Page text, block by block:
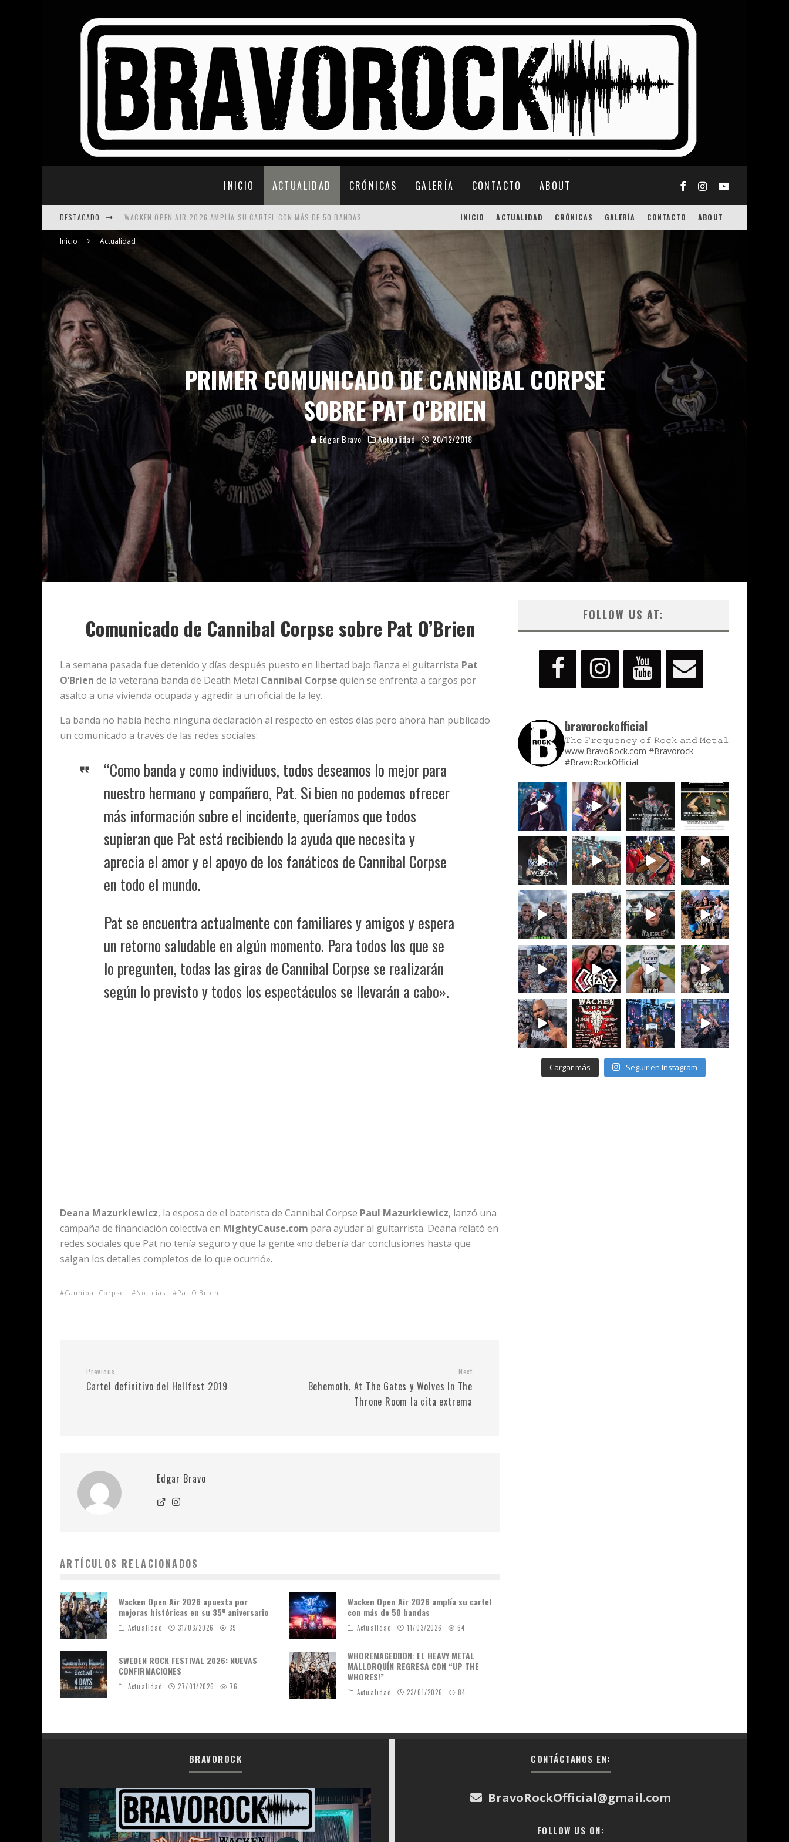
INICIO ACTUALIDAD CRÓNICAS GALERÍA CONTACTO ABOUT
DESTACADO WACKEN OPEN AIR 2026 AMPLÍA SU CARTEL CON MÁS DE 50 BANDAS
SWEDEN ROCK FESTIVAL 2026: NUEVAS CONFIRMACIONES
WHOREMAGEDDON: EL HEAVY METAL MALLORQUÍN REGRESA CON “UP THE WHORES!”
PARTY.SAN METAL OPEN AIR: ACTUALIZACIÓN - EDICIÓN 2026
OBSCENE EXTREME 2026: CARTEL COMPLETO PARA LA CITA MÁS SALVAJE DEL METAL EXTREMO
HELLFEST 2026 ANUNCIA SU CARTEL DEFINITIVO
RUSH RESUCITA EN 2026: NUEVA GIRA Y NUEVA BATERISTA PARA HONRAR A NEIL PEART
TIM RIPPER OWENS DESATA LA TORMENTA HEAVY METALERA EN PALMA
ENTREVISTA EXCLUSIVA – TIM RIPPER OWENS: “MI VOZ ESTÁ EN MEJOR ESTADO QUE NUNCA”
WACKEN OPEN AIR 2026 APUESTA POR MEJORAS HISTÓRICAS EN SU 35º ANIVERSARIO
INICIO ACTUALIDAD CRÓNICAS GALERÍA CONTACTO ABOUT
Inicio Actualidad
PRIMER COMUNICADO DE CANNIBAL CORPSE
SOBRE PAT O’BRIEN
Edgar Bravo Actualidad 20/12/2018
Comunicado de Cannibal Corpse sobre Pat O’Brien
La semana pasada fue detenido y días después puesto en libertad bajo fianza el guitarrista Pat
O’Brien de la veterana banda de Death Metal Cannibal Corpse quien se enfrenta a cargos por
asalto a una vivienda ocupada y agredir a un oficial de la ley.
La banda no había hecho ninguna declaración al respecto en estos días pero ahora han publicado
un comunicado a través de las redes sociales:
“Como banda y como individuos, todos deseamos lo mejor para
nuestro hermano y compañero, Pat. Si bien no podemos ofrecer
más información sobre el incidente, queríamos que todos
supieran que Pat está recibiendo la ayuda que necesita y
aprecia el amor y el apoyo de los fanáticos de Cannibal Corpse
en todo el mundo.
Pat se encuentra actualmente con familiares y amigos y espera
un retorno saludable en algún momento. Para todos los que se
lo pregunten, todas las giras de Cannibal Corpse se realizarán
según lo previsto y todos los espectáculos se llevarán a cabo».
Deana Mazurkiewicz, la esposa de el baterista de Cannibal Corpse Paul Mazurkiewicz, lanzó una
campaña de financiación colectiva en MightyCause.com para ayudar al guitarrista. Deana relató en
redes sociales que Pat no tenía seguro y que la gente «no debería dar conclusiones hasta que
salgan los detalles completos de lo que ocurrió».
Cannibal Corpse Noticias Pat O'Brien
Previous
Cartel definitivo del Hellfest 2019
Next
Behemoth, At The Gates y Wolves In The
Throne Room la cita extrema
Edgar Bravo
ARTÍCULOS RELACIONADOS
Wacken Open Air 2026 apuesta por
mejoras históricas en su 35º aniversario
Actualidad 31/03/2026 39
Wacken Open Air 2026 amplía su cartel
con más de 50 bandas
Actualidad 11/03/2026 64
SWEDEN ROCK FESTIVAL 2026: NUEVAS
CONFIRMACIONES
Actualidad 27/01/2026 76
WHOREMAGEDDON: EL HEAVY METAL
MALLORQUÍN REGRESA CON “UP THE
WHORES!”
Actualidad 23/01/2026 84
FOLLOW US AT:
bravorockofficial
𝚃𝚑𝚎 𝙵𝚛𝚎𝚚𝚞𝚎𝚗𝚌𝚢 𝚘𝚏 𝚁𝚘𝚌𝚔 𝚊𝚗𝚍 𝙼𝚎𝚝𝚊𝚕
www.BravoRock.com #Bravorock
#BravoRockOfficial
Cargar más Seguir en Instagram
BRAVOROCK CONTÁCTANOS EN:
BravoRockOfficial@gmail.com
FOLLOW US ON: